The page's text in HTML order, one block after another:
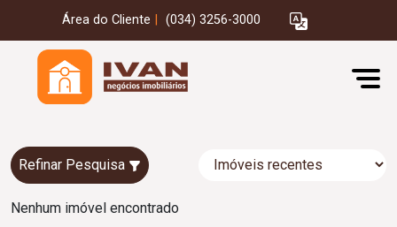
Área do Cliente (034) 3256-3000
Refinar Pesquisa
Nenhum imóvel encontrado